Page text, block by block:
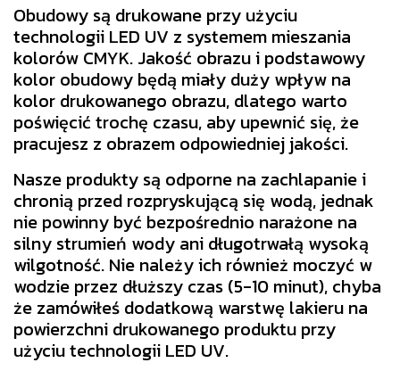
Obudowy są drukowane przy użyciu
technologii LED UV z systemem mieszania
kolorów CMYK. Jakość obrazu i podstawowy
kolor obudowy będą miały duży wpływ na
kolor drukowanego obrazu, dlatego warto
poświęcić trochę czasu, aby upewnić się, że
pracujesz z obrazem odpowiedniej jakości.
Nasze produkty są odporne na zachlapanie i
chronią przed rozpryskującą się wodą, jednak
nie powinny być bezpośrednio narażone na
silny strumień wody ani długotrwałą wysoką
wilgotność. Nie należy ich również moczyć w
wodzie przez dłuższy czas (5-10 minut), chyba
że zamówiłeś dodatkową warstwę lakieru na
powierzchni drukowanego produktu przy
użyciu technologii LED UV.